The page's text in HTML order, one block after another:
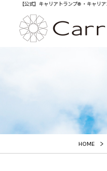
【公式】キャリアトランプ® ・キャリ
HOME >